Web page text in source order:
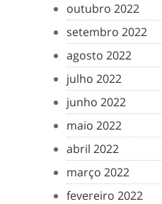
outubro 2022
setembro 2022
agosto 2022
julho 2022
junho 2022
maio 2022
abril 2022
março 2022
fevereiro 2022